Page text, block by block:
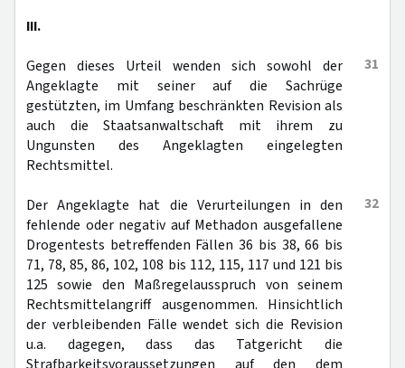
III.
31
Gegen dieses Urteil wenden sich sowohl der
Angeklagte mit seiner auf die Sachrüge
gestützten, im Umfang beschränkten Revision als
auch die Staatsanwaltschaft mit ihrem zu
Ungunsten des Angeklagten eingelegten
Rechtsmittel.
32
Der Angeklagte hat die Verurteilungen in den
fehlende oder negativ auf Methadon ausgefallene
Drogentests betreffenden Fällen 36 bis 38, 66 bis
71, 78, 85, 86, 102, 108 bis 112, 115, 117 und 121 bis
125 sowie den Maßregelausspruch von seinem
Rechtsmittelangriff ausgenommen. Hinsichtlich
der verbleibenden Fälle wendet sich die Revision
u.a. dagegen, dass das Tatgericht die